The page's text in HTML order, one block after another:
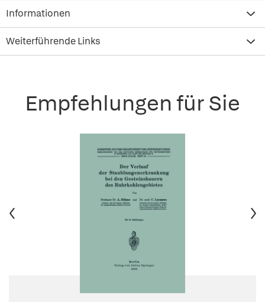
Informationen
Weiterführende Links
Empfehlungen für Sie